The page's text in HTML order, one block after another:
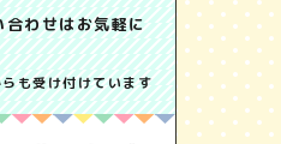
合わせはお気軽に
も受け付けています